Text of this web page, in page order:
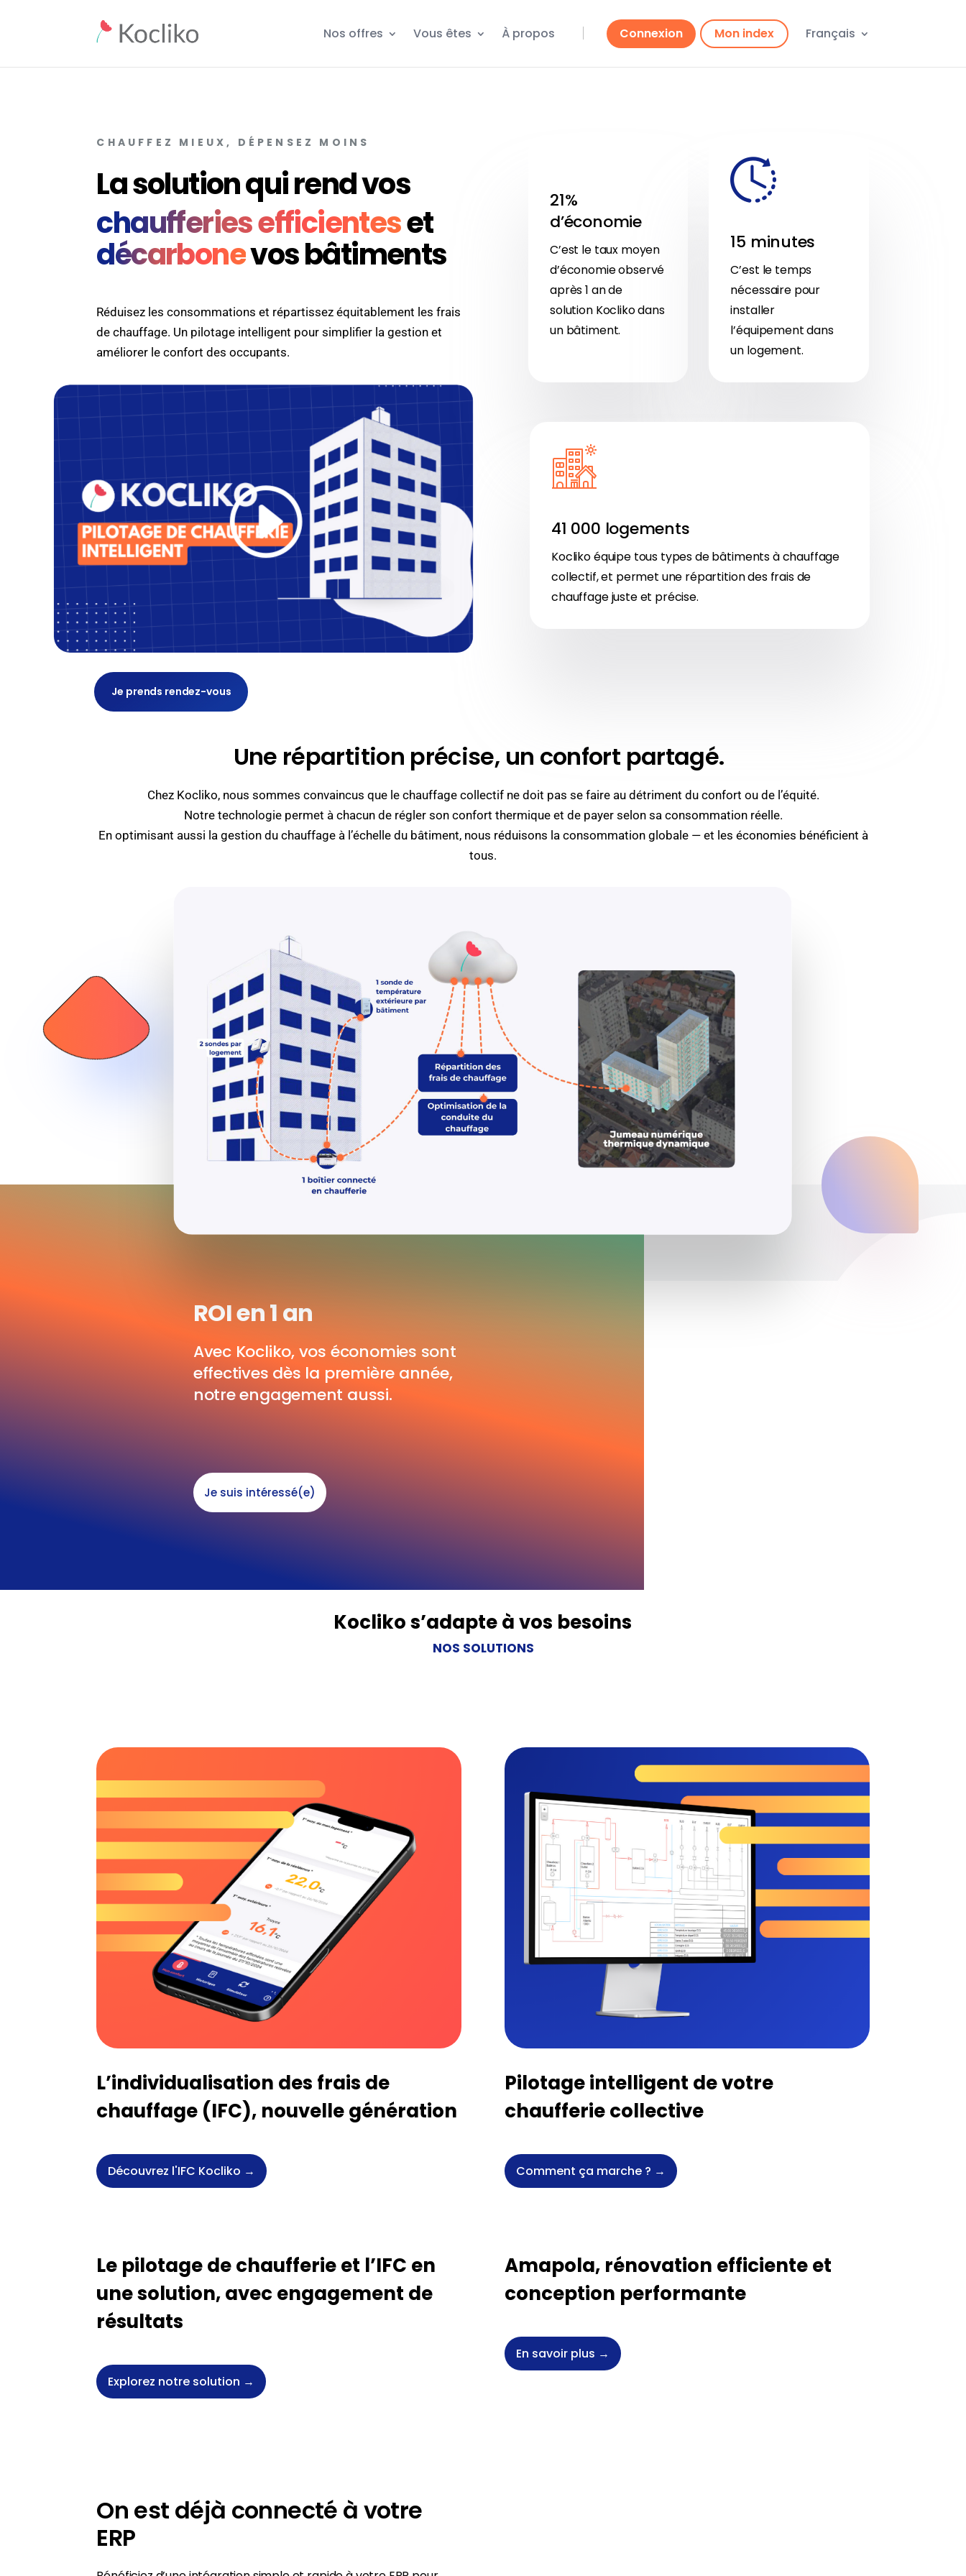
Nos offres Vous êtes À propos Connexion Mon index Français
CHAUFFEZ MIEUX, DÉPENSEZ MOINS
La solution qui rend vos
chaufferies efficienteset
décarbonevos bâtiments
Réduisez les consommations et répartissez équitablement les frais
de chauffage. Un pilotage intelligent pour simplifier la gestion et
améliorer le confort des occupants.
Je prends rendez-vous
21%
d’économie
C’est le taux moyen
d’économie observé
après 1 an de
solution Kocliko dans
un bâtiment.
15 minutes
C’est le temps
nécessaire pour
installer
l’équipement dans
un logement.
41 000 logements
Kocliko équipe tous types de bâtiments à chauffage
collectif, et permet une répartition des frais de
chauffage juste et précise.
Une répartition précise, un confort partagé.
Chez Kocliko, nous sommes convaincus que le chauffage collectif ne doit pas se faire au détriment du confort ou de l’équité.
Notre technologie permet à chacun de régler son confort thermique et de payer selon sa consommation réelle.
En optimisant aussi la gestion du chauffage à l’échelle du bâtiment, nous réduisons la consommation globale — et les économies bénéficient à
tous.
ROI en 1 an
Avec Kocliko, vos économies sont
effectives dès la première année,
notre engagement aussi.
Je suis intéressé(e)
NOS SOLUTIONS
Kocliko s’adapte à vos besoins
L’individualisation des frais de
chauffage (IFC), nouvelle génération
Découvrez l'IFC Kocliko →
Pilotage intelligent de votre
chaufferie collective
Comment ça marche ? →
Le pilotage de chaufferie et l’IFC en
une solution, avec engagement de
résultats
Explorez notre solution →
Amapola, rénovation efficiente et
conception performante
En savoir plus →
On est déjà connecté à votre
ERP